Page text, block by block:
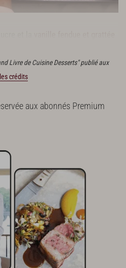
Livre de Cuisine Desserts" publié aux
crédits
aux abonnés Premium